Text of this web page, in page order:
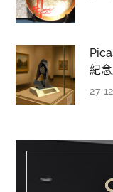
紀
27